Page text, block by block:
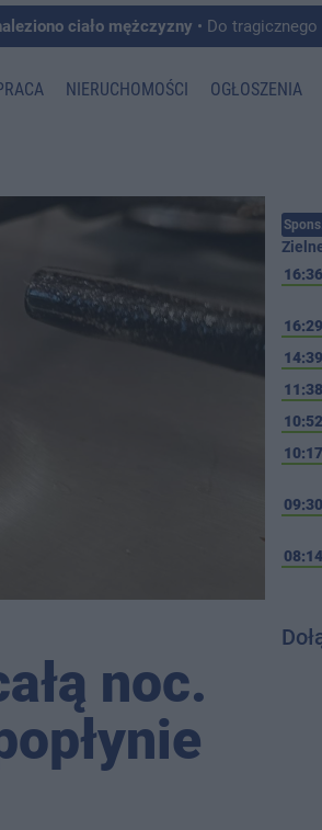
ciało mężczyzny • Do tragicznego zdarzenia doszło w
NIERUCHOMOŚCI OGŁOSZENIA
noc.
16:36
16:29
14:39
11:38
10:52
10:17
09:30
08:14